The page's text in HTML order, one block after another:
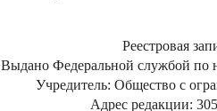
Реестровая
Выдано Федеральной службой по
Учредитель: Общество с
Адрес редакции: